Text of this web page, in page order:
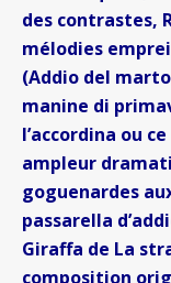
des contrastes,
mélodies
(Addio del
manine di
l’accordina ou
ampleur
goguenardes
passarella
Giraffa de La
composition